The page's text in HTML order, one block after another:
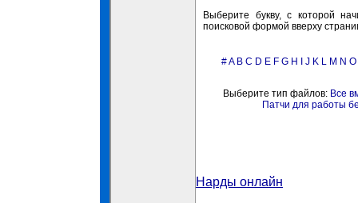
Выберите букву, с которой
поисковой формой вверху
#A B C D E F G H J K L M N O
Выберите тип файлов: Все
Патчи для работы
Нарды онлайн